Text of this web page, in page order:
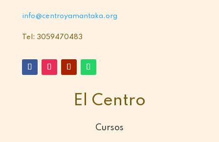
info@centroyamantaka.org
Tel: 3059470483
El Centro
Cursos